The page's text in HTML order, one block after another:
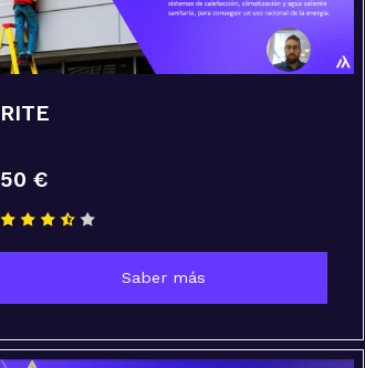
RITE
50 €
Saber más